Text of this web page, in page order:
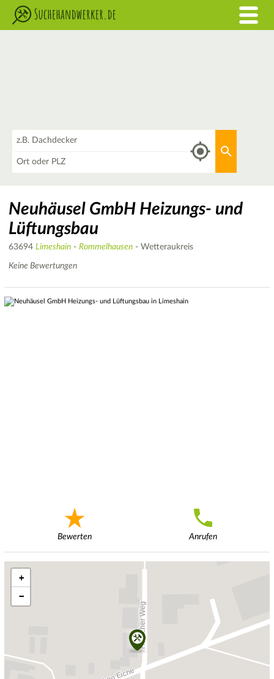
Neuhäusel GmbH Heizungs- und
Lüftungsbau
63694 Limeshain - Rommelhausen - Wetteraukreis
Keine Bewertungen
Bewerten Anrufen
+
−